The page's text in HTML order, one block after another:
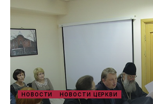
НОВОСТИ НОВОСТИ ЦЕРКВИ